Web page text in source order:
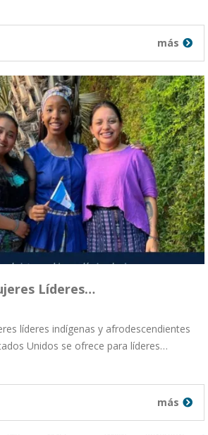
más
Líderes…
líderes indígenas y afrodescendientes
Unidos se ofrece para líderes…
más